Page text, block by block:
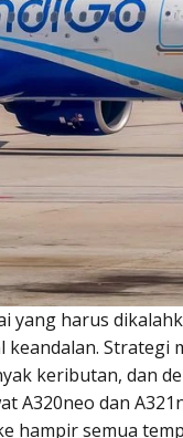
yang harus
Strategi
keributan, dan
A320neo dan
hampir semua